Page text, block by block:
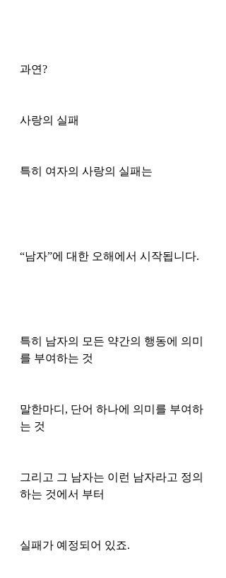
과연?
사랑의 실패
특히 여자의 사랑의 실패는
“남자”에 대한 오해에서 시작됩니다.
특히 남자의 모든 약간의 행동에 의미
를 부여하는 것
말한마디, 단어 하나에 의미를 부여하
는 것
그리고 그 남자는 이런 남자라고 정의
하는 것에서 부터
실패가 예정되어 있죠.